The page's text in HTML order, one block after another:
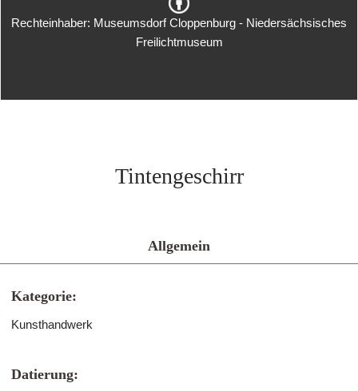
Rechteinhaber: Museumsdorf Cloppenburg - Niedersächsisches
Freilichtmuseum
Tintengeschirr
Allgemein
Kategorie:
Kunsthandwerk
Datierung: